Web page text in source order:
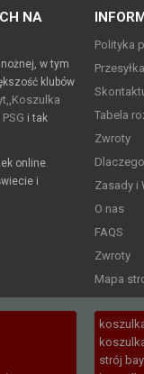
NA
w tym
klubów
,Koszulka
i tak
online.
i
Polityka
Przesyłka
Tabela
Zwroty
Zasady i
O nas
FAQS
Zwroty
Mapa
strój